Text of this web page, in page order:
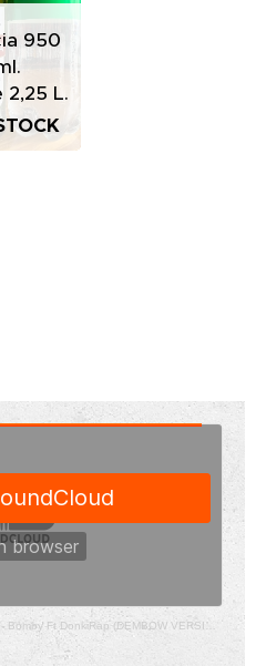
950
2,25 L.
(DEMBOW VERSION) DJ MARLON MV instagram: marlondj_28